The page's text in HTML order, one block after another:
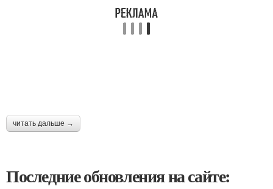
читать дальше →
Последние обновления на сайте: